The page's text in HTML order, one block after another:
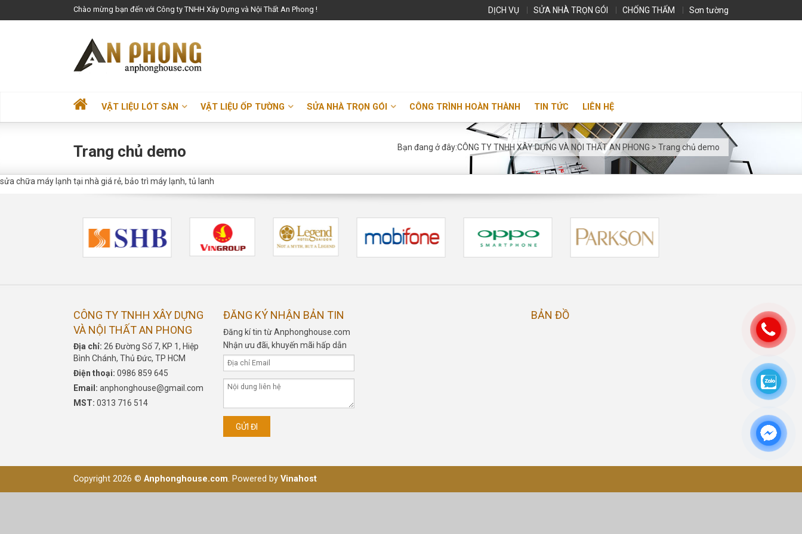
Chào mừng bạn đến với Công ty TNHH Xây Dựng và Nội Thất An Phong ! DỊCH VỤ SỬA NHÀ TRỌN GÓI CHỐNG THẤM Sơn tường
VẬT LIỆU LÓT SÀN VẬT LIỆU ỐP TƯỜNG SỬA NHÀ TRỌN GÓI CÔNG TRÌNH HOÀN THÀNH TIN TỨC LIÊN HỆ
Trang chủ demo Bạn đang ở đây:CÔNG TY TNHH XÂY DỰNG VÀ NỘI THẤT AN PHONG > Trang chủ demo
sửa chữa máy lạnh tại nhà giá rẻ, bảo trì máy lạnh, tủ lanh
CÔNG TY TNHH XÂY DỰNG
VÀ NỘI THẤT AN PHONG
Địa chỉ: 26 Đường Số 7, KP 1, Hiệp
Bình Chánh, Thủ Đức, TP HCM
Điện thoại: 0986 859 645
Email: anphonghouse@gmail.com
MST: 0313 716 514
ĐĂNG KÝ NHẬN BẢN TIN
Đăng kí tin từ Anphonghouse.com
Nhận ưu đãi, khuyến mãi hấp dẫn
BẢN ĐỒ
Copyright 2026 © Anphonghouse.com. Powered by Vinahost